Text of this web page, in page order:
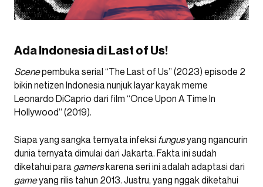
Ada Indonesia di Last of Us!
Scenepembuka serial “The Last of Us” (2023) episode 2
bikin netizen Indonesia nunjuk layar kayak meme
Leonardo DiCaprio dari film “Once Upon A Time In
Hollywood” (2019).
Siapa yang sangka ternyata infeksi fungusyang ngancurin
dunia ternyata dimulai dari Jakarta. Fakta ini sudah
diketahui para gamerskarena seri ini adalah adaptasi dari
gameyang rilis tahun 2013. Justru, yang nggak diketahui